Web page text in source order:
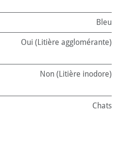
Bleu
Oui (Litière agglomérante)
Non (Litière inodore)
Chats